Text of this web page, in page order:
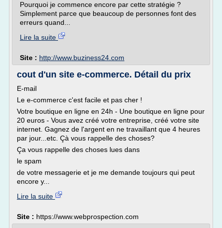
Pourquoi je commence encore par cette stratégie ?
Simplement parce que beaucoup de personnes font des
erreurs quand...
Lire la suite
Site : http://www.buziness24.com
cout d'un site e-commerce. Détail du prix
E-mail
Le e-commerce c'est facile et pas cher !
Votre boutique en ligne en 24h - Une boutique en ligne pour
20 euros - Vous avez créé votre entreprise, créé votre site
internet. Gagnez de l'argent en ne travaillant que 4 heures
par jour...etc. Çà vous rappelle des choses?
Ça vous rappelle des choses lues dans
le spam
de votre messagerie et je me demande toujours qui peut
encore y...
Lire la suite
Site : https://www.webprospection.com